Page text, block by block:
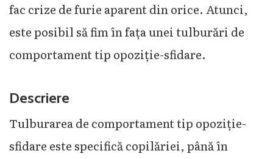
fac crize de furie aparent din orice. Atunci,
este posibil să fim în fața unei tulburări de
comportament tip opoziție-sfidare.
Descriere
Tulburarea de comportament tip opoziție-
sfidare este specifică copilăriei, până în